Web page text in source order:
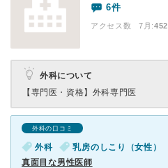
6件
アクセス数 7月:452
外科について
【専門医・資格】 外科専門医
外科の口コミ
外科 乳房のしこり（女性）
真面目な男性医師